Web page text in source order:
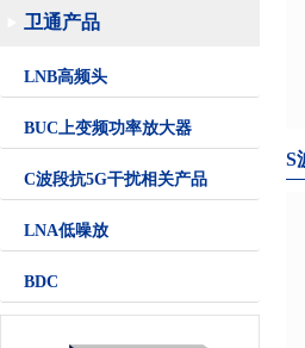
卫通产品
LNB高频头
BUC上变频功率放大器
C波段抗5G干扰相关产品
LNA低噪放
BDC
S